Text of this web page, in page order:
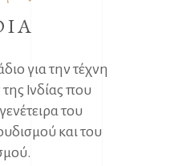
για την τέχνη
της Ινδίας που
του
και του